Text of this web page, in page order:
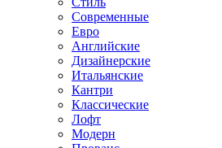
Современные
Евро
Английские
Дизайнерские
Итальянские
Кантри
Классические
Лофт
Модерн